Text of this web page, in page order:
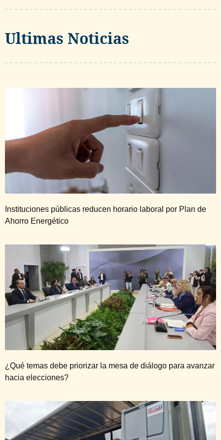
Ultimas Noticias
Instituciones públicas reducen horario laboral por Plan de
Ahorro Energético
¿Qué temas debe priorizar la mesa de diálogo para avanzar
hacia elecciones?